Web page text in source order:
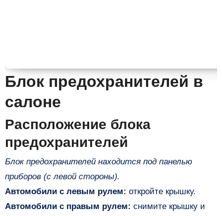
Блок предохранителей в
салоне
Расположение блока
предохранителей
Блок предохранителей находится под панелью
приборов (с левой стороны).
Автомобили с левым рулем: откройте крышку.
Автомобили с правым рулем: снимите крышку и